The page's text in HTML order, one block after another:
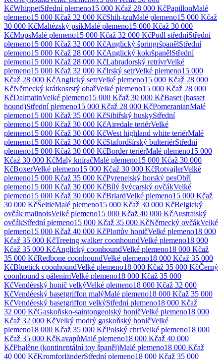
KčWhippetStředníplemeno15 000 Kčaž 28 000 KčPapillonMalé
plemeno15 000 Kčaž 32 000 KčShih-tzuMalé plemeno15 000 Kčaž
30 000 KčMaltézský psíkMalé plemeno15 000 Kčaž 30 000
KčMopsMalé plemeno15 000 Kčaž 32 000 KčPudl středníStřední
plemeno15 000 Kčaž 32 000 KčAnglický špringršpanělStřední
plemeno15 000 Kčaž 28 000 KčAnglický kokršpanělStřední
plemeno15 000 Kčaž 28 000 KčLabradorský retrívrVelké
plemeno15 000 Kčaž 32 000 KčIrský setrVelké plemeno15 000
Kčaž 28 000 KčAnglický setrVelké plemeno15 000 Kčaž 28 000
KčNěmecký krátkosrstý ohařVelké plemeno15 000 Kčaž 28 000
KčDalmatinVelké plemeno15 000 Kčaž 30 000 KčBaset (basset
hound)Středníplemeno15 000 Kčaž 28 000 KčPomeranianMalé
plemeno15 000 Kčaž 35 000 KčSibiřský huskyStřední
plemeno15 000 Kčaž 30 000 KčAiredale teriérVelké
plemeno15 000 Kčaž 30 000 KčWest highland white teriérMalé
plemeno15 000 Kčaž 30 000 KčStafordšírský bulteriérStřední
plemeno15 000 Kčaž 30 000 KčBorder teriérMalé plemeno15 000
Kčaž 30 000 KčMalý kníračMalé plemeno15 000 Kčaž 30 000
KčBoxerVelké plemeno15 000 Kčaž 30 000 KčRotvajlerVelké
plemeno15 000 Kčaž 35 000 KčPyrenejský horský pesObří
plemeno15 000 Kčaž 30 000 KčBílý švýcarský ovčákVelké
plemeno15 000 Kčaž 30 000 KčBriardVelké plemeno15 000 Kčaž
30 000 KčŠeltieMalé plemeno15 000 Kčaž 30 000 KčBelgický
ovčák malinoisVelké plemeno15 000 Kčaž 40 000 KčAustralský
ovčákStředníplemeno15 000 Kčaž 35 000 KčNěmecký ovčákVelké
plemeno15 000 Kčaž 40 000 KčPlottův honičVelké plemeno18 000
Kčaž 35 000 KčTreeing walker coonhoundVelké plemeno18 000
Kčaž 35 000 KčAnglický coonhoundVelké plemeno18 000 Kčaž
35 000 KčRedbone coonhoundVelké plemeno18 000 Kčaž 35 000
KčBluetick coonhoundVelké plemeno18 000 Kčaž 35 000 KčČerný
coonhound s pálenímVelké plemeno18 000 Kčaž 35 000
KčVendéeský honič velkýVelké plemeno18 000 Kčaž 32 000
KčVendéeský basetgriffon malýMalé plemeno18 000 Kčaž 35 000
KčVendéeský basetgriffon velkýStředníplemeno18 000 Kčaž
32 000 KčGaskoňsko-saintongeoiský honičVelké plemeno18 000
Kčaž 32 000 KčVelký modrý gaskoňský honičVelké
plemeno18 000 Kčaž 35 000 KčPolský chrtVelké plemeno18 000
Kčaž 35 000 KčKavapůMalé plemeno18 000 Kčaž 40 000
KčPhalène (kontinentální toy španěl)Malé plemeno18 000 Kčaž
40 000 KčKromforländerStředníplemeno18 000 Kčaž 35 000